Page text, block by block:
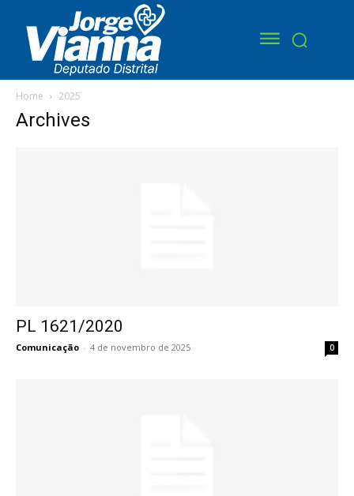
Home 2025
Archives
PL 1621/2020
Comunicação - 4 de novembro de 2025 0